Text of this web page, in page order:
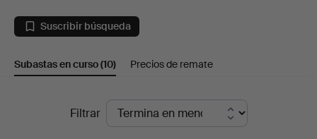
Conjuntos
de
Suscribir búsqueda
Subastas en curso(10) Precios de remate
SubastasFiltrar